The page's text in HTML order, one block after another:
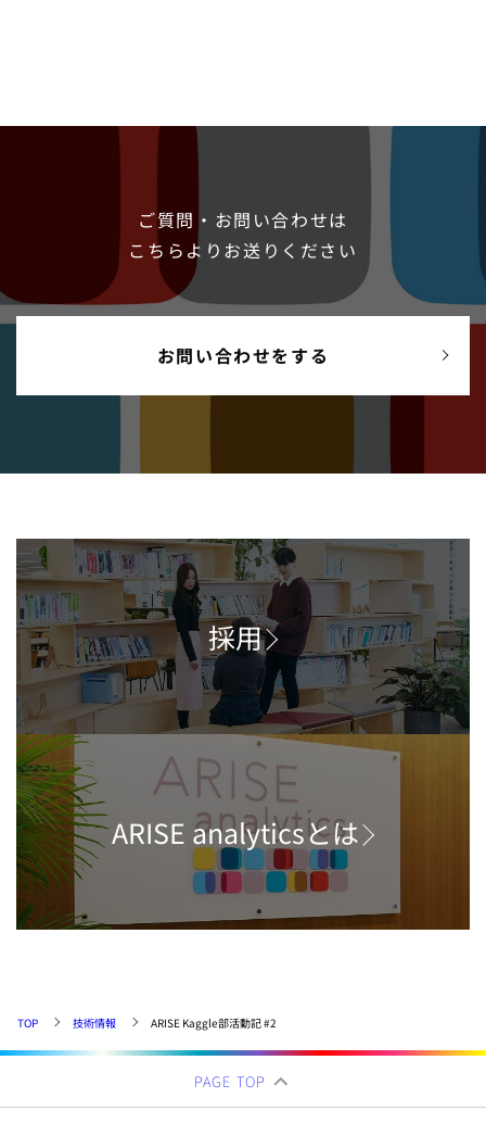
ご質問・お問い合わせは
こちらよりお送りください
お問い合わせをする
採用
ARISE analyticsとは
TOP 技術情報 ARISE Kaggle部活動記 #2
PAGE TOP